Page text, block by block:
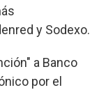
y Sodexo.
a Banco
por el